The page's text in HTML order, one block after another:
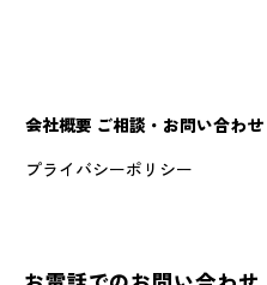
会社概要 ご相談・お問い合わせ
プライバシーポリシー